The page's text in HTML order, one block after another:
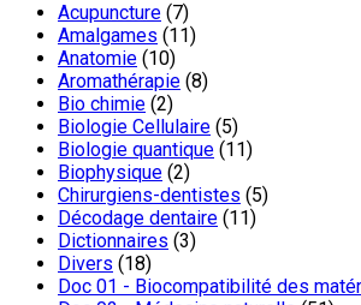
Acupuncture (7)
Amalgames (11)
Anatomie (10)
Aromathérapie (8)
Bio chimie (2)
Biologie Cellulaire (5)
Biologie quantique (11)
Biophysique (2)
Chirurgiens-dentistes (5)
Décodage dentaire (11)
Dictionnaires (3)
Divers (18)
Doc 01 - Biocompatibilité des